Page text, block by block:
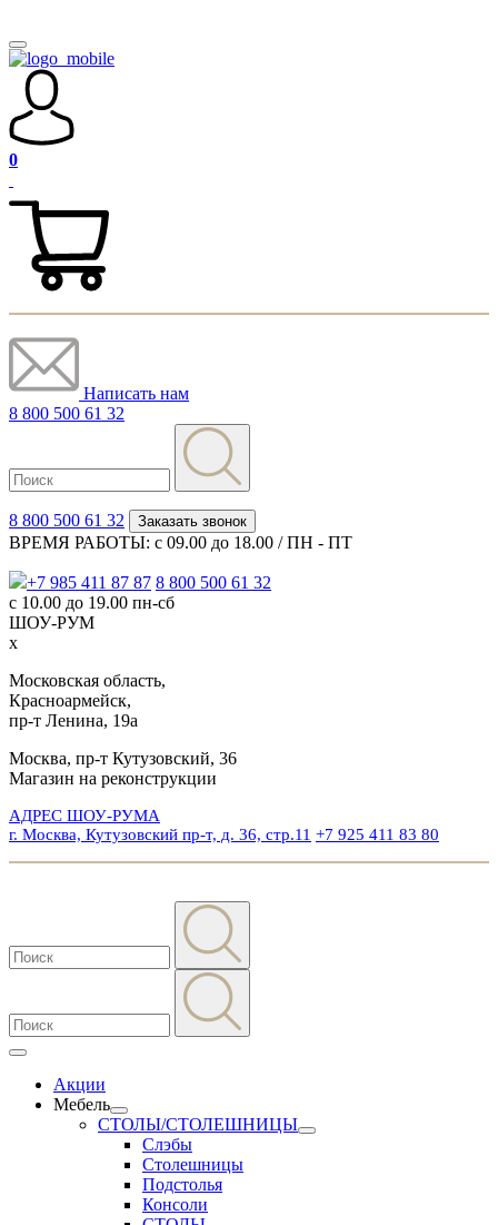
0
Написать нам
8 800 500 61 32
8 800 500 61 32 Заказать звонок
ВРЕМЯ РАБОТЫ: с 09.00 до 18.00 / ПН - ПТ
+7 985 411 87 87 8 800 500 61 32
с 10.00 до 19.00 пн-сб
ШОУ-РУМ
x
Московская область,
Красноармейск,
пр-т Ленина, 19а
Москва, пр-т Кутузовский, 36
Магазин на реконструкции
АДРЕС ШОУ-РУМА
г. Москва, Кутузовский пр-т, д. 36, стр.11 +7 925 411 83 80
Акции
Мебель
СТОЛЫ/СТОЛЕШНИЦЫ
Слэбы
Столешницы
Подстолья
Консоли